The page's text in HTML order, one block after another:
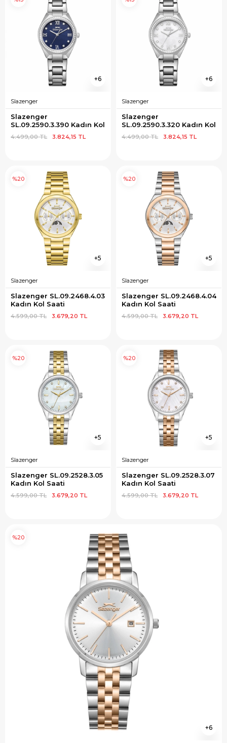
6
Slazenger
Slazenger
SL.09.2590.3.390 Kadın Kol
3.824,15 TL
4.499,00 TL
6
Slazenger
Slazenger
SL.09.2590.3.320 Kadın Kol
3.824,15 TL
4.499,00 TL
5
Slazenger
Slazenger SL.09.2468.4.03
Kadın Kol Saati
3.679,20 TL
4.599,00 TL
%20
5
Slazenger
Slazenger SL.09.2468.4.04
Kadın Kol Saati
3.679,20 TL
4.599,00 TL
%20
5
Slazenger
Slazenger SL.09.2528.3.05
Kadın Kol Saati
3.679,20 TL
4.599,00 TL
%20
5
Slazenger
Slazenger SL.09.2528.3.07
Kadın Kol Saati
3.679,20 TL
4.599,00 TL
%20
6
%20